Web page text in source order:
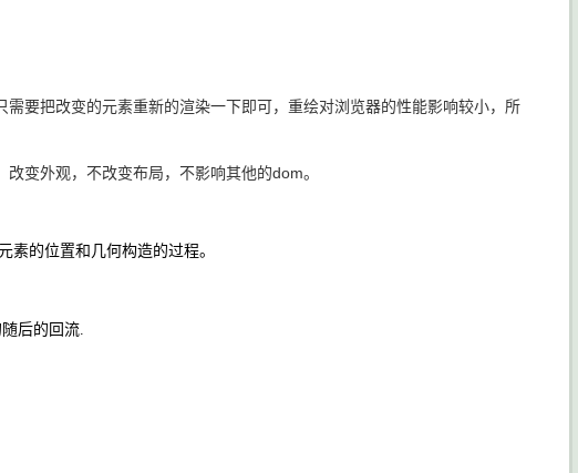
把改变的元素重新的渲染一下即可，重绘对浏览器的性能影响较小，所
变外观，不改变布局，不影响其他的dom。
素的位置和几何构造的过程。
后的回流.